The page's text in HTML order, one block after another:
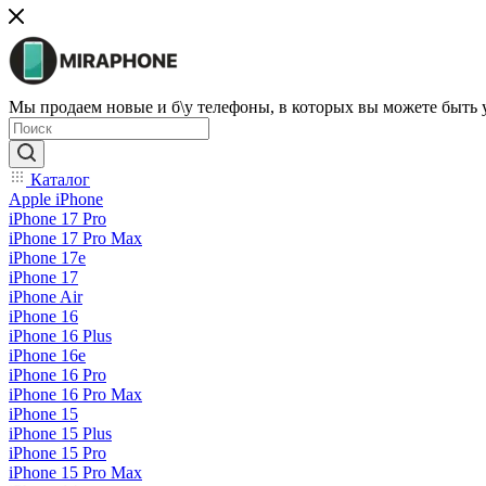
Мы продаем новые и б\у телефоны, в которых вы можете быть
Каталог
Apple iPhone
iPhone 17 Pro
iPhone 17 Pro Max
iPhone 17e
iPhone 17
iPhone Air
iPhone 16
iPhone 16 Plus
iPhone 16e
iPhone 16 Pro
iPhone 16 Pro Max
iPhone 15
iPhone 15 Plus
iPhone 15 Pro
iPhone 15 Pro Max